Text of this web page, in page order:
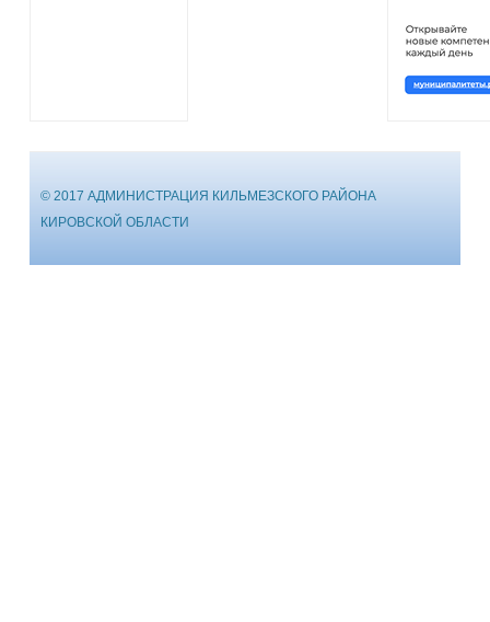
© 2017 АДМИНИСТРАЦИЯ КИЛЬМЕЗСКОГО РАЙОНА
КИРОВСКОЙ ОБЛАСТИ